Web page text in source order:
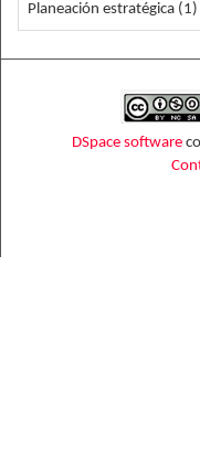
Planeación estratégica (1)
DSpace software